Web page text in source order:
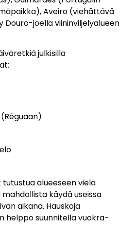
Aveiro (viehättävä
Douro-joella viininviljelyalueen
julkisilla
alueeseen vielä
käydä useissa
aikana. Hauskoja
helppo suunnitella vuokra-